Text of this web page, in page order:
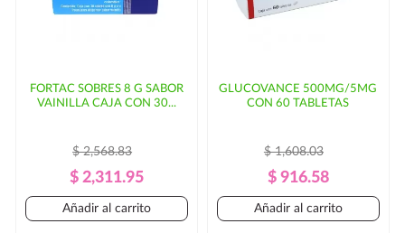
FORTAC SOBRES 8 G SABOR
VAINILLA CAJA CON 30...
Precio
Regular
$ 2,568.83
Precio
$ 2,311.95
Añadir al carrito
GLUCOVANCE 500MG/5MG
CON 60 TABLETAS
Precio
Regular
$ 1,608.03
Precio
$ 916.58
Añadir al carrito